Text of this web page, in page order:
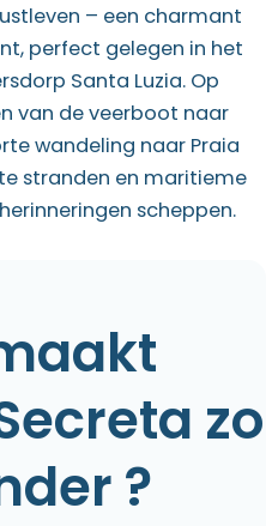
– een charmant
perfect gelegen in het
Santa Luzia. Op
van de veerboot naar
wandeling naar Praia
stranden en maritieme
scheppen.
zo
?